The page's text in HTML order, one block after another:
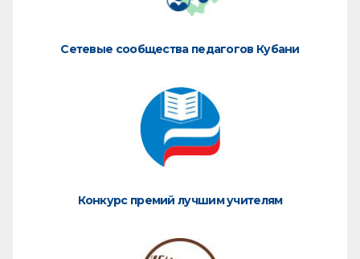
Сетевые сообщества педагогов Кубани
Конкурс премий лучшим учителям